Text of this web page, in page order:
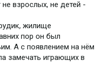
взрослых, не детей -
жилище
пор он был
А с появлением на нём
замечать играющих в